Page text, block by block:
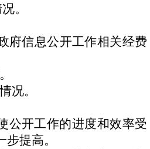
。
府信息公开工作相关经费
况。
公开工作的进度和效率受
提高。